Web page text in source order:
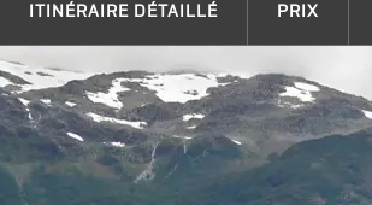
ITINÉRAIRE DÉTAILLÉ PRIX